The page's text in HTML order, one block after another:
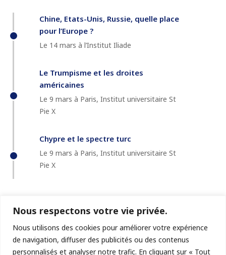
Nous respectons votre vie privée.
Nous utilisons des cookies pour améliorer votre expérience
de navigation, diffuser des publicités ou des contenus
personnalisés et analyser notre trafic. En cliquant sur « Tout
Chine, Etats-Unis, Russie, quelle place
pour l’Europe ?
Le 14 mars à l’Institut Iliade
Le Trumpisme et les droites
américaines
Le 9 mars à Paris, Institut universitaire St
Pie X
Chypre et le spectre turc
Le 9 mars à Paris, Institut universitaire St
Pie X